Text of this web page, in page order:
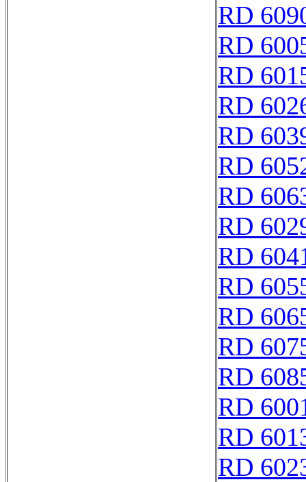
RD
RD
RD
RD
RD
RD
RD
RD
RD
RD
RD
RD
RD
RD
RD
RD